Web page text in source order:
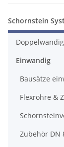
Schornstein
Doppelwandig
Einwandig
Bausätze
Flexrohre &
Zubehör DN